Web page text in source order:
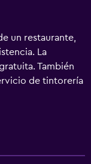
un restaurante,
La
También
de tintorería
Hotel ofrece
(cabe un